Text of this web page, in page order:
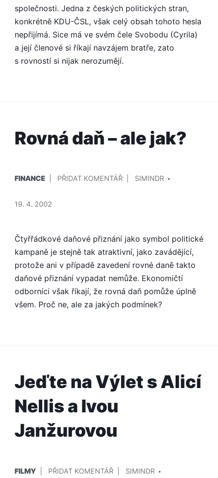
společnosti. Jedna z českých politických stran,
konkrétně KDU-ČSL, však celý obsah tohoto hesla
nepřijímá. Sice má ve svém čele Svobodu (Cyrila)
a její členové si říkají navzájem bratře, zato
s rovností si nijak nerozumějí.
Rovná daň – ale jak?
V
FINANCE PŘIDAT KOMENTÁŘNA
JAK?
SIMINDR
19. 4. 2002
Čtyřřádkové daňové přiznání jako symbol politické
kampaně je stejně tak atraktivní, jako zavádějící,
protože ani v případě zavedení rovné daně takto
daňové přiznání vypadat nemůže. Ekonomičtí
odborníci však říkají, že rovná daň pomůže úplně
všem. Proč ne, ale za jakých podmínek?
Jeďte na Výlet s Alicí
Nellis a Ivou
Janžurovou
V
FILMY PŘIDAT KOMENTÁŘNA
SIMINDR